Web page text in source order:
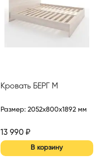
Кровать БЕРГ М
Размер: 2052x800x1892 мм
13 990₽
В корзину